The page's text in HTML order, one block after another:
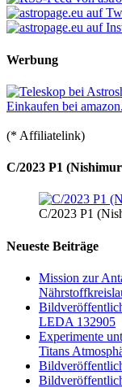
Werbung
Einkaufen bei
(* Affiliatelink)
C/2023 P1
C/2023 P1
Neueste Beiträge
Mission zur
LEDA 132905
Experimente
Titans